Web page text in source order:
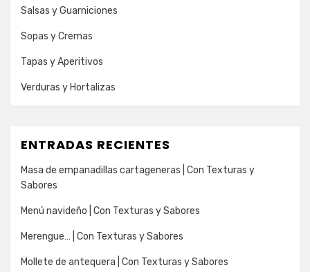
Salsas y Guarniciones
Sopas y Cremas
Tapas y Aperitivos
Verduras y Hortalizas
ENTRADAS RECIENTES
Masa de empanadillas cartageneras | Con Texturas y
Sabores
Menú navideño | Con Texturas y Sabores
Merengue… | Con Texturas y Sabores
Mollete de antequera | Con Texturas y Sabores